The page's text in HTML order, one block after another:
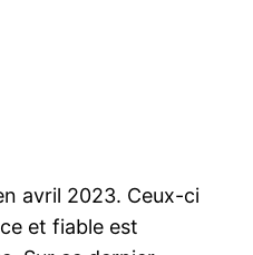
avril 2023. Ceux-ci
et fiable est